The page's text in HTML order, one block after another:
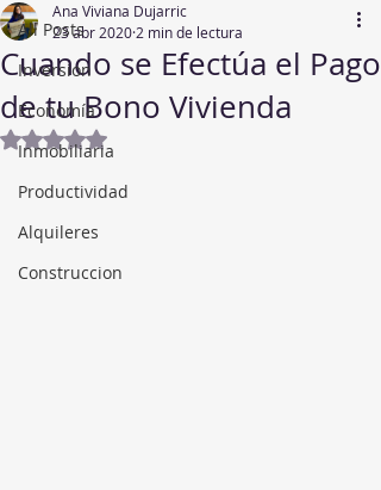
All Posts
Inversion
Economía
Inmobiliaria
Productividad
Alquileres
Construccion
Cuando se Efectúa el Pago
de tu Bono Vivienda
Ana Viviana Dujarric
23 abr 2020 2 min de lectura
Obtuvo NaN de 5 estrellas.